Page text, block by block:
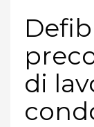
di